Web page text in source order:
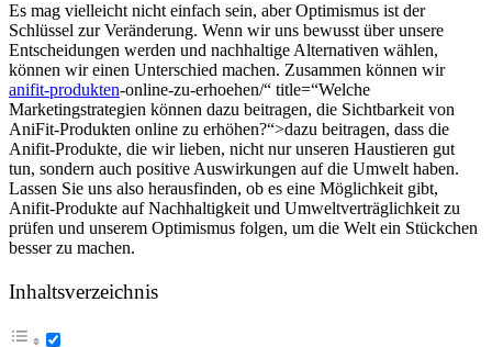
Es mag vielleicht nicht einfach sein, aber Optimismus ist der
Schlüssel zur Veränderung. Wenn wir ⁢uns bewusst über unsere
Entscheidungen werden und nachhaltige Alternativen wählen,
können⁢ wir einen Unterschied‍ machen. Zusammen können wir
anifit-produkten-online-zu-erhoehen/“ title=“Welche
Marketingstrategien können dazu beitragen, die Sichtbarkeit von
AniFit-Produkten online zu erhöhen?“>dazu beitragen,‌ dass die
Anifit-Produkte, die ⁢wir⁢ lieben, nicht nur unseren Haustieren gut
‌tun, sondern auch positive Auswirkungen auf die Umwelt ‌haben.​
Lassen Sie ⁢uns also herausfinden, ob‍ es eine Möglichkeit gibt,⁤
Anifit-Produkte auf Nachhaltigkeit und Umweltverträglichkeit zu ​
prüfen und unserem Optimismus folgen,⁢ um die Welt ein Stückchen
besser zu ​machen.
Inhaltsverzeichnis